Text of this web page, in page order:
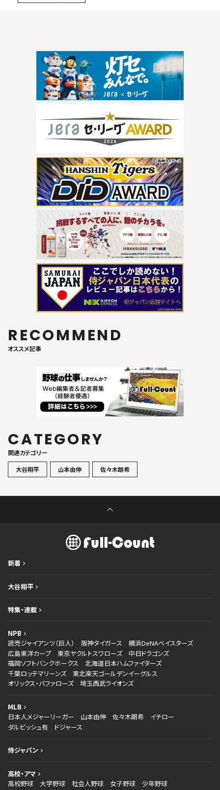
RECOMMEND
オススメ記事
CATEGORY
関連カテゴリ一
大谷翔平
山本由伸 佐々木朗希
新着
大谷翔平
特集・連載
NPB
読売ジャイアンツ（巨人）
阪神タイガース
横浜DeNAベイスターズ
広島東洋カープ
東京ヤクルトスワローズ
中日ドラゴンズ
福岡ソフトバンクホークス
北海道日本ハムファイターズ
千葉ロッテマリーンズ
東北楽天ゴールデンイーグルス
オリックス・バファローズ
埼玉西武ライオンズ
MLB
日本人メジャーリーガー
山本由伸 佐々木朗希
イチロー
ダルビッシュ有
ドジャース
侍ジャパン
高校・アマ
高校野球
大学野球 社会人野球 女子野球 少年野球